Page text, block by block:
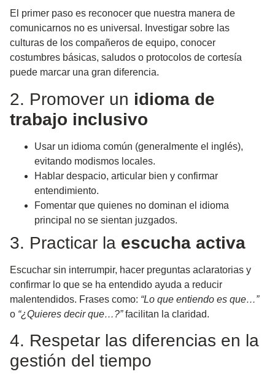
El primer paso es reconocer que nuestra manera de
comunicarnos no es universal . Investigar sobre las
culturas de los compañeros de equipo, conocer
costumbres básicas, saludos o protocolos de cortesía
puede marcar una gran diferencia.
2. Promover un idioma de
trabajo inclusivo
Usar un idioma común (generalmente el inglés),
evitando modismos locales.
Hablar despacio, articular bien y confirmar
entendimiento.
Fomentar que quienes no dominan el idioma
principal no se sientan juzgados.
3. Practicar la escucha activa
Escuchar sin interrumpir, hacer preguntas aclaratorias y
confirmar lo que se ha entendido ayuda a reducir
malentendidos. Frases como: “Lo que entiendo es que…”
o “¿Quieres decir que…?”facilitan la claridad.
4. Respetar las diferencias en la
gestión del tiempo